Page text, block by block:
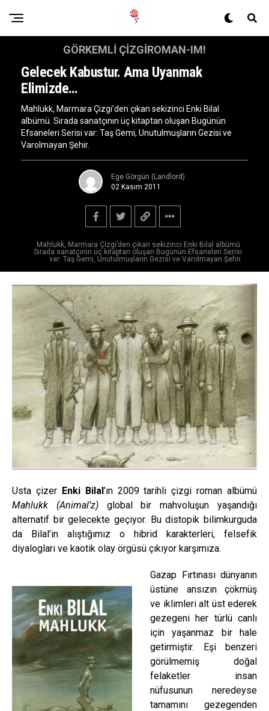
Mahlukk, Marmara Çizgi’den çıkan sekizinci Enki Bilal albümü.
Sırada sanatçının üç kitaptan oluşan Bugünün Efsaneleri Serisi
var: Taş Gemi, Unutulmuşların Gezisi ve Varolmayan Şehir.
GÖRKEMLI ÇIZGIROMAN-IM!
Gelecek Kabustur. Ama Uyanmak
Elimizde…
Mahlukk, Marmara Çizgi’den çıkan sekizinci Enki Bilal
albümü. Sırada sanatçının üç kitaptan oluşan Bugünün
Efsaneleri Serisi var: Taş Gemi, Unutulmuşların Gezisi ve
Varolmayan Şehir.
Ege Görgün (Landlord)
02 Kasım 2011
Usta çizer Enki Bilal’ın 2009 tarihli çizgi roman albümü
Mahlukk (Animal’z)global bir mahvoluşun yaşandığı
alternatif bir gelecekte geçiyor. Bu distopik bilimkurguda
da Bilal’in alıştığımız o hibrid karakterleri, felsefik
diyalogları ve kaotik olay örgüsü çıkıyor karşımıza.
Gazap Fırtınası dünyanın
üstüne ansızın çökmüş
ve iklimleri alt üst ederek
gezegeni her türlü canlı
için yaşanmaz bir hale
getirmiştir. Eşi benzeri
görülmemiş doğal
felaketler insan
nüfusunun neredeyse
tamamını gezegenden